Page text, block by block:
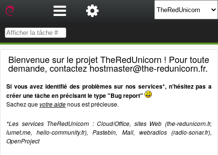
Bienvenue sur le projet TheRedUnicorn ! Pour toute
demande, contactez hostmaster@the-redunicorn.fr.
Si vous avez identifié des problèmes sur nos services*, n'hésitez pas a
créer une tâche en précisant le type "Bug report"
Sachez que votre aidenous est précieuse.
*Les services TheRedUnicorn : Cloud/Office, sites Web (the-redunicorn.fr,
lumet.me, hello-community.fr), Pastebin, Mail, webradios (radio-sonar.fr),
OpenProject